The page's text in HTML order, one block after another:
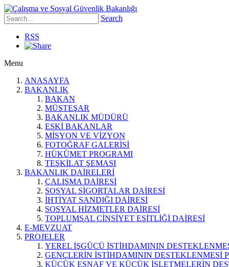
Search
RSS
Menu
ANASAYFA
BAKANLIK
BAKAN
MÜSTEŞAR
BAKANLIK MÜDÜRÜ
ESKİ BAKANLAR
MİSYON VE VİZYON
FOTOĞRAF GALERİSİ
HÜKÜMET PROGRAMI
TEŞKİLAT ŞEMASI
BAKANLIK DAİRELERİ
ÇALIŞMA DAİRESİ
SOSYAL SİGORTALAR DAİRESİ
İHTİYAT SANDIĞI DAİRESİ
SOSYAL HİZMETLER DAİRESİ
TOPLUMSAL CİNSİYET EŞİTLİĞİ DAİRESİ
E-MEVZUAT
PROJELER
YEREL İŞGÜCÜ İSTİHDAMININ
GENÇLERİN İSTİHDAMININ DESTEKLENMESİ
KÜÇÜK ESNAF VE KÜÇÜK İŞLETMELERİN